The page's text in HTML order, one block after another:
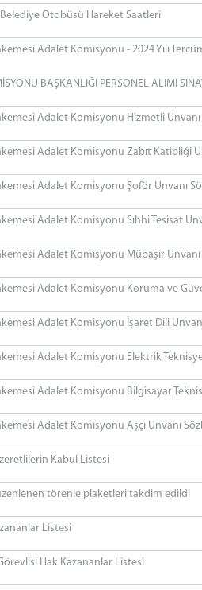
Otobüsü Hareket Saatleri
Adalet Komisyonu - 2024 Yılı
BAŞKANLIĞI PERSONEL ALIMI
Adalet Komisyonu Hizmetli
Adalet Komisyonu Zabıt Katipliği
Adalet Komisyonu Şoför Unvanı
Adalet Komisyonu Sıhhi Tesisat
Adalet Komisyonu Mübaşir
Adalet Komisyonu Koruma ve
Adalet Komisyonu İşaret Dili
Adalet Komisyonu Elektrik
Adalet Komisyonu Bilgisayar
Adalet Komisyonu Aşçı Unvanı
Kabul Listesi
törenle plaketleri takdim edildi
Listesi
Hak Kazananlar Listesi